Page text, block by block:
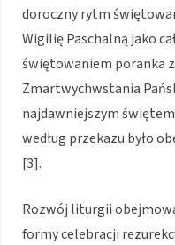
doroczny rytm
Wigilię Paschalną jako
świętowaniem poranka
Zmartwychwstania
najdawniejszym
według przekazu było
[3].
Rozwój liturgii
formy celebracji